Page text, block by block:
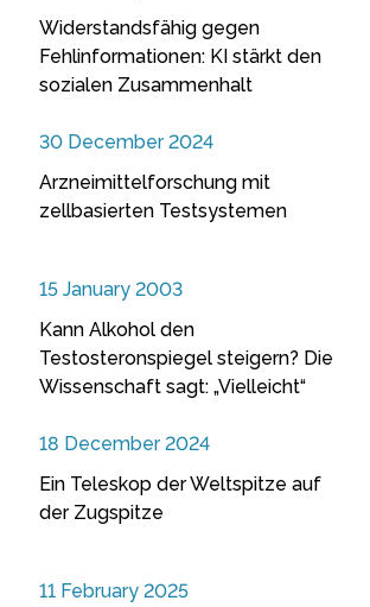
Widerstandsfähig gegen
Fehlinformationen: KI stärkt den
sozialen Zusammenhalt
30 December 2024
Arzneimittelforschung mit
zellbasierten Testsystemen
15 January 2003
Kann Alkohol den
Testosteronspiegel steigern? Die
Wissenschaft sagt: „Vielleicht“
18 December 2024
Ein Teleskop der Weltspitze auf
der Zugspitze
11 February 2025